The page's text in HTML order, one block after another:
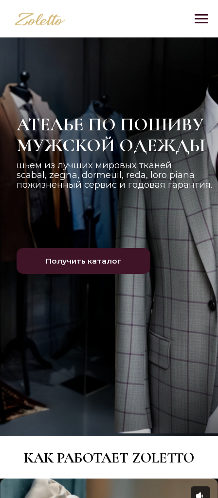
шьем из лучших мировых тканей
scabal, zegna, dormeuil, reda, loro piana
пожизненный сервис и годовая гарантия.
Получить каталог
АТЕЛЬЕ ПО ПОШИВУ
МУЖСКОЙ ОДЕЖДЫ
КАК РАБОТАЕТ ZOLETTO